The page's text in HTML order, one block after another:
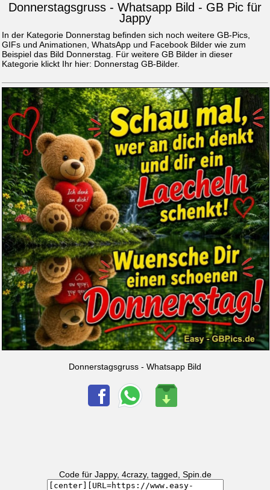
Donnerstagsgruss - Whatsapp Bild - GB Pic für
Jappy
In der Kategorie Donnerstag befinden sich noch weitere GB-Pics,
GIFs und Animationen, WhatsApp und Facebook Bilder wie zum
Beispiel das Bild Donnerstag. Für weitere GB Bilder in dieser
Kategorie klickt Ihr hier: Donnerstag GB-Bilder.
Donnerstagsgruss - Whatsapp Bild
Code für Jappy, 4crazy, tagged, Spin.de